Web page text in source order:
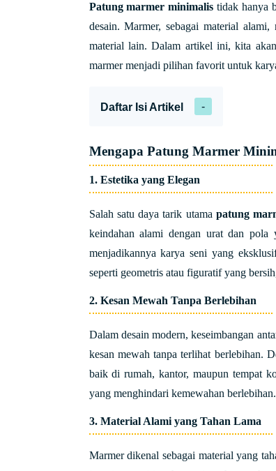
Patung marmer minimalis tidak hanya
desain. Marmer, sebagai material
material lain. Dalam artikel ini, kita
marmer menjadi pilihan favorit untuk
Daftar Isi Artikel
Mengapa Patung Marmer
1. Estetika yang Elegan
Salah satu daya tarik utama patung
keindahan alami dengan urat dan pola
menjadikannya karya seni yang
seperti geometris atau figuratif yang
2. Kesan Mewah Tanpa Berlebihan
Dalam desain modern, keseimbangan
kesan mewah tanpa terlihat berlebihan.
baik di rumah, kantor, maupun tempat
yang menghindari kemewahan berlebihan.
3. Material Alami yang Tahan Lama
Marmer dikenal sebagai material yang